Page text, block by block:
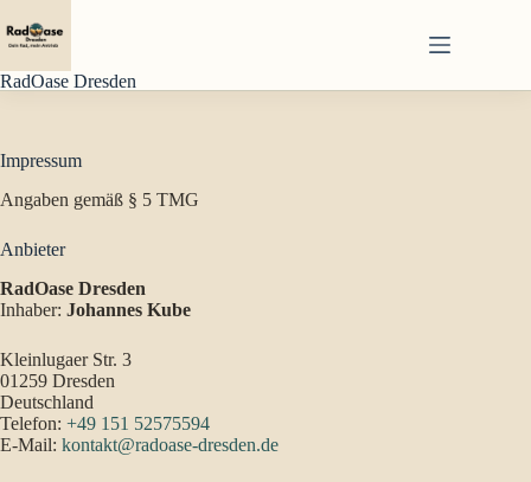
Inhalt
springen
RadOase Dresden
Impressum
Angaben gemäß § 5 TMG
Anbieter
RadOase Dresden
Inhaber: Johannes Kube
Kleinlugaer Str. 3
01259 Dresden
Deutschland
Telefon: +49 151 52575594
E-Mail: kontakt@radoase-dresden.de